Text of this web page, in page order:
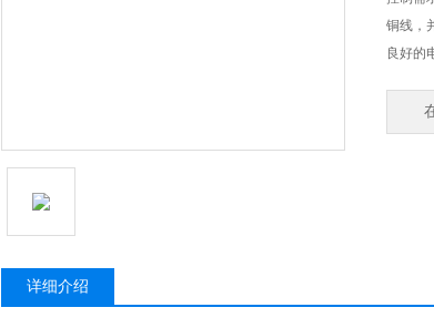
铜线，
良好的
详细介绍